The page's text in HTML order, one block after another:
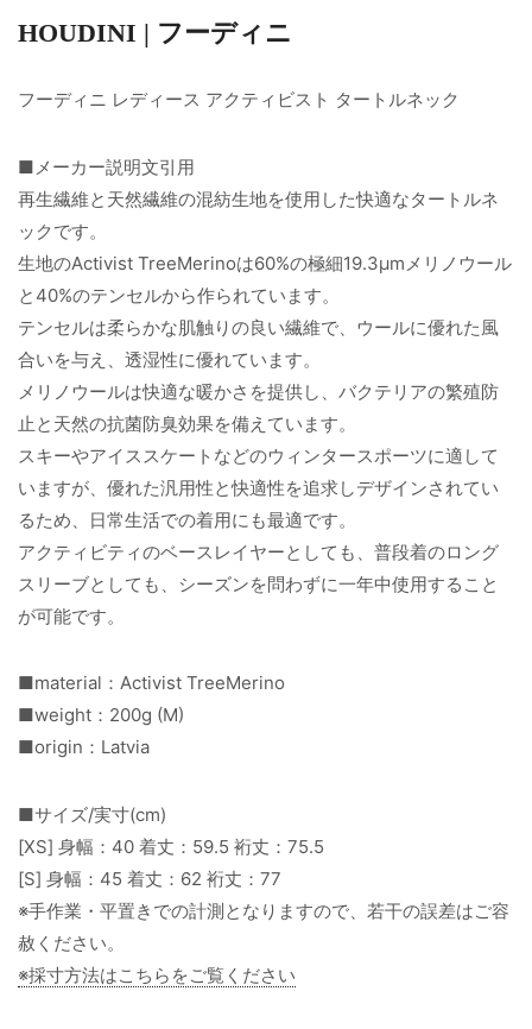
HOUDINI | フーディニ
フーディニ レディース アクティビスト タートルネック
■メーカー説明文引用
再生繊維と天然繊維の混紡生地を使用した快適なタートルネ
ックです。
生地のActivist TreeMerinoは60%の極細19.3μmメリノウール
と40%のテンセルから作られています。
テンセルは柔らかな肌触りの良い繊維で、ウールに優れた風
合いを与え、透湿性に優れています。
メリノウールは快適な暖かさを提供し、バクテリアの繁殖防
止と天然の抗菌防臭効果を備えています。
スキーやアイススケートなどのウィンタースポーツに適して
いますが、優れた汎用性と快適性を追求しデザインされてい
るため、日常生活での着用にも最適です。
アクティビティのベースレイヤーとしても、普段着のロング
スリーブとしても、シーズンを問わずに一年中使用すること
が可能です。
■material：Activist TreeMerino
■weight：200g (M)
■origin：Latvia
■サイズ/実寸(cm)
[XS] 身幅：40 着丈：59.5 裄丈：75.5
[S] 身幅：45 着丈：62 裄丈：77
※手作業・平置きでの計測となりますので、若干の誤差はご容
赦ください。
※採寸方法はこちらをご覧ください